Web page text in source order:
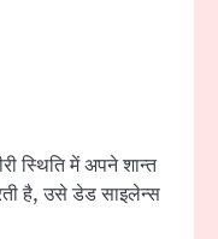
स्थिति में अपने शान्त
है, उसे डेड साइलेन्स